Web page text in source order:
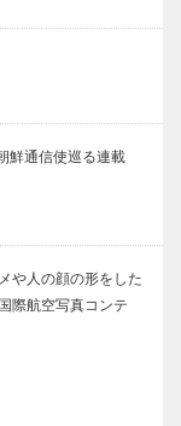
鮮通信使巡る連載
や人の顔の形をした
際航空写真コンテ